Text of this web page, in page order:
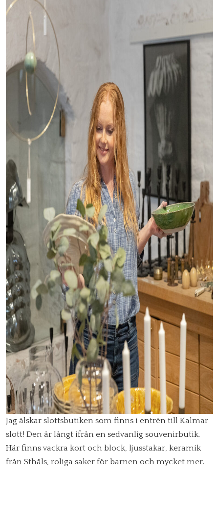
Jag älskar slottsbutiken som finns i entrén till Kalmar
slott! Den är långt ifrån en sedvanlig souvenirbutik.
Här finns vackra kort och block, ljusstakar, keramik
från Sthåls, roliga saker för barnen och mycket mer.